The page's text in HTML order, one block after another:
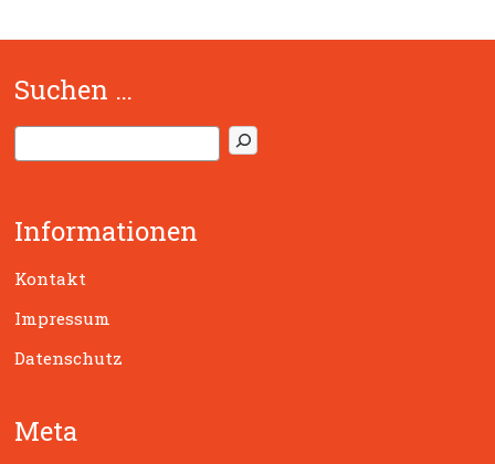
Suchen …
u
e
n
Informationen
Kontakt
Impressum
Datenschutz
Meta